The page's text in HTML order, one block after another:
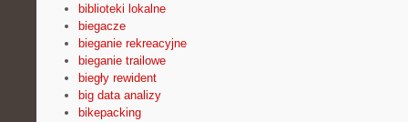
biblioteki lokalne
biegacze
bieganie rekreacyjne
bieganie trailowe
biegły rewident
big data analizy
bikepacking